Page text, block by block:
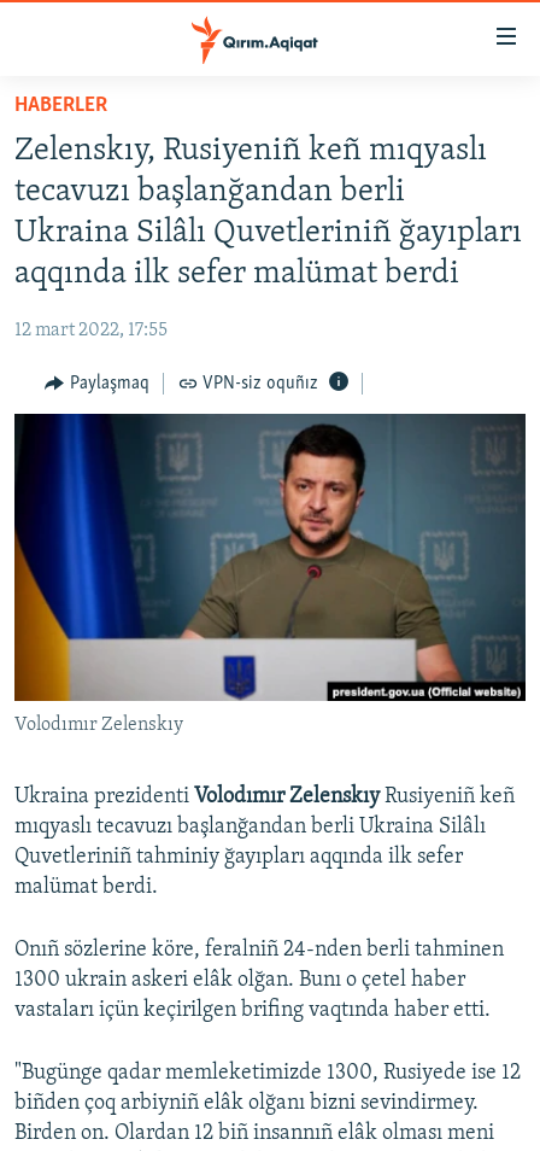
Esas
qaytmaq
Baş
navigatsiyağa
qaytmaq
Qıdıruvğa
HABERLER
İQTİSADİYAT
CEMİYET
İNSAN AQLARI
VİDEO
Русский
Українською
RFE/RS bütün saytları
HABERLER
Zelenskıy, Rusiyeniñ keñ mıqyaslı
tecavuzı başlanğandan berli
Ukraina Silâlı Quvetleriniñ ğayıpları
aqqında ilk sefer malümat berdi
12 mart 2022, 17:55
Paylaşmaq VPN-siz oquñız
Volodımır Zelenskıy
Ukraina prezidenti Volodımır ZelenskıyRusiyeniñ keñ
mıqyaslı tecavuzı başlanğandan berli Ukraina Silâlı
Quvetleriniñ tahminiy ğayıpları aqqında ilk sefer
malümat berdi.
Onıñ sözlerine köre, feralniñ 24-nden berli tahminen
1300 ukrain askeri elâk olğan. Bunı o çetel haber
vastaları içün keçirilgen brifing vaqtında haber etti.
"Bugünge qadar memleketimizde 1300, Rusiyede ise 12
biñden çoq arbiyniñ elâk olğanı bizni sevindirmey.
Birden on. Olardan 12 biñ insannıñ elâk olması meni